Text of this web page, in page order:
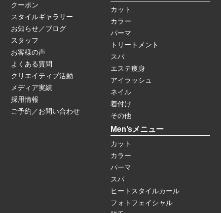
クーポン
スタイルギャラリー
お知らせ／ブログ
スタッフ
お客様の声
よくある質問
クリエイティブ活動
メディア実績
採用情報
ご予約／お問い合わせ
カット
カラー
パーマ
トリートメント
スパ
エステ痩身
アイラッシュ
ネイル
着付け
その他
Men’sメニュー
カット
カラー
パーマ
スパ
ヒートスタイルカール
フォトフェイシャル